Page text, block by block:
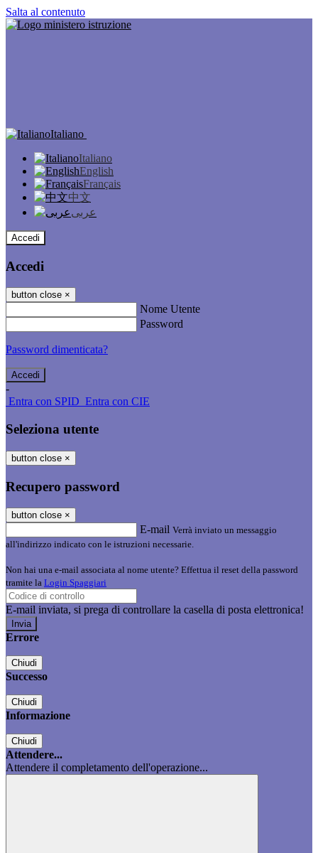
Salta al contenuto
Italiano
Italiano
English
Français
中文
عربى
Accedi
Accedi
button close ×
Nome Utente
Password
Password dimenticata?
-
Entra con SPID Entra con CIE
Seleziona utente
button close ×
Recupero password
button close ×
E-mail Verrà inviato un messaggio
all'indirizzo indicato con le istruzioni necessarie.
Non hai una e-mail associata al nome utente? Effettua il reset della password
tramite la Login Spaggiari
E-mail inviata, si prega di controllare la casella di posta elettronica!
Errore
Chiudi
Successo
Chiudi
Informazione
Chiudi
Attendere...
Attendere il completamento dell'operazione...